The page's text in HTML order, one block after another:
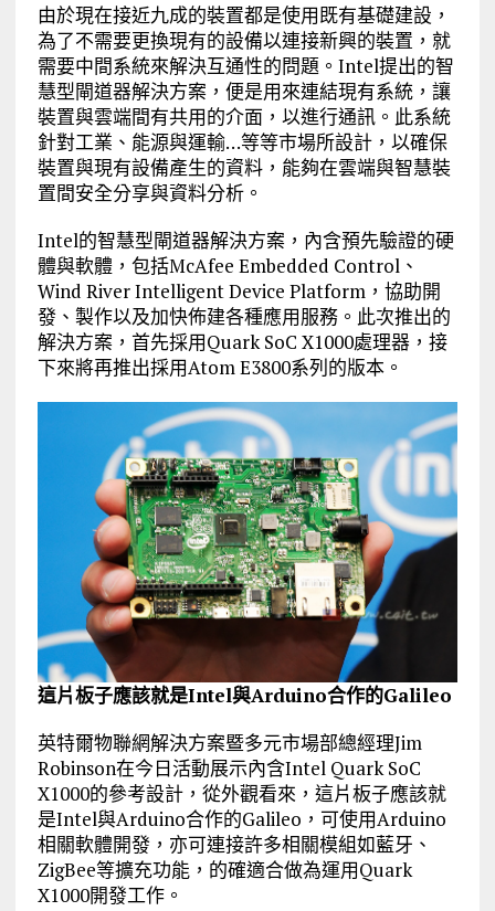
由於現在接近九成的裝置都是使用既有基礎建設，
為了不需要更換現有的設備以連接新興的裝置，就
需要中間系統來解決互通性的問題。Intel提出的智
慧型閘道器解決方案，便是用來連結現有系統，讓
裝置與雲端間有共用的介面，以進行通訊。此系統
針對工業、能源與運輸…等等市場所設計，以確保
裝置與現有設備產生的資料，能夠在雲端與智慧裝
置間安全分享與資料分析。
Intel的智慧型閘道器解決方案，內含預先驗證的硬
體與軟體，包括McAfee Embedded Control、
Wind River Intelligent Device Platform，協助開
發、製作以及加快佈建各種應用服務。此次推出的
解決方案，首先採用Quark SoC X1000處理器，接
下來將再推出採用Atom E3800系列的版本。
這片板子應該就是Intel與Arduino合作的Galileo
英特爾物聯網解決方案暨多元市場部總經理Jim
Robinson在今日活動展示內含Intel Quark SoC
X1000的參考設計，從外觀看來，這片板子應該就
是Intel與Arduino合作的Galileo，可使用Arduino
相關軟體開發，亦可連接許多相關模組如藍牙、
ZigBee等擴充功能，的確適合做為運用Quark
X1000開發工作。